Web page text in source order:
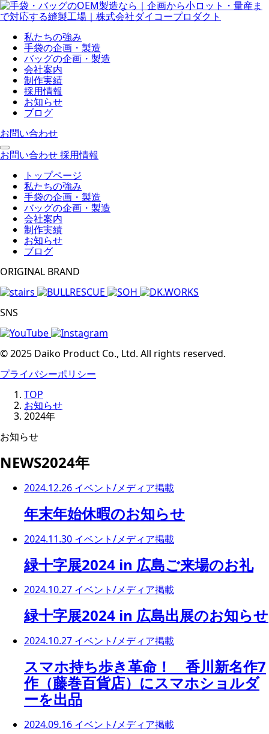
私たちの強み
手袋の企画・製造
バッグの企画・製造
会社案内
制作実績
採用情報
お知らせ
ブログ
お問い合わせ
お問い合わせ採用情報
トップページ
私たちの強み
手袋の企画・製造
バッグの企画・製造
会社案内
制作実績
お知らせ
ブログ
ORIGINAL BRAND
SNS
© 2025 Daiko Product Co., Ltd. All rights reserved.
プライバシーポリシー
TOP
お知らせ
2024年
お知らせ
NEWS2024年
2024.12.26 イベント/メディア掲載
年末年始休暇のお知らせ
2024.11.30 イベント/メディア掲載
緑十字展2024 in 広島ご来場のお礼
2024.10.27 イベント/メディア掲載
緑十字展2024 in 広島出展のお知らせ
2024.10.27 イベント/メディア掲載
スマホ持ち歩き革命！ 香川新名作7
作（藤巻百貨店）にスマホショルダ
ーを出品
2024.09.16 イベント/メディア掲載